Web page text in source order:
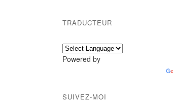
TRADUCTEUR
Powered by
SUIVEZ-MOI